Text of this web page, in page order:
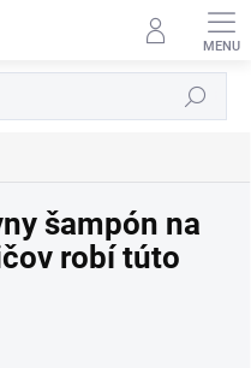
Hľadať
šampón na
robí túto